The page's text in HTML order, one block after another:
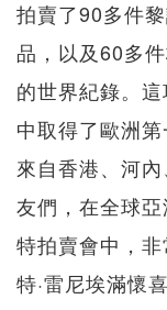
拍賣了90多件
品，以及60多
的世界紀錄。
中取得了歐洲
來自香港、河
友們，在全球
特拍賣會中，
特·雷尼埃滿懷